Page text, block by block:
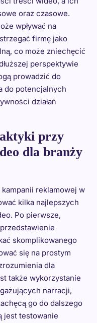
oraz czasowe.
wpływać na
firmę jako
co może zniechęcić
perspektywie
prowadzić do
do potencjalnych
działań
przy
dla branży
reklamowej w
kilka najlepszych
Po pierwsze,
skomplikowanego
się na prostym
dla
także wykorzystanie
narracji,
go do dalszego
jest testowanie